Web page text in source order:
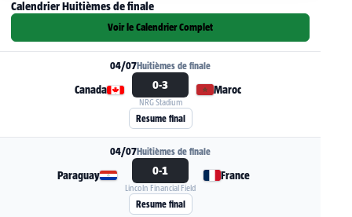
Calendrier Huitièmes de finale
Voir le Calendrier Complet
Voir la fiche du match Canada - Maroc
04/07Huitièmes de finale
Canada 0-3
NRG Stadium
Maroc
Resume final
Voir la fiche du match Paraguay - France
04/07Huitièmes de finale
Paraguay 0-1
Lincoln Financial Field
France
Resume final